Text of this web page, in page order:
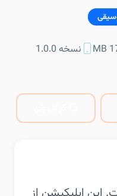
نسخه 1.0.0